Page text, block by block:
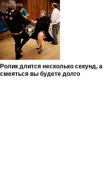
Ролик длится несколько секунд, а
смеяться вы будете долго